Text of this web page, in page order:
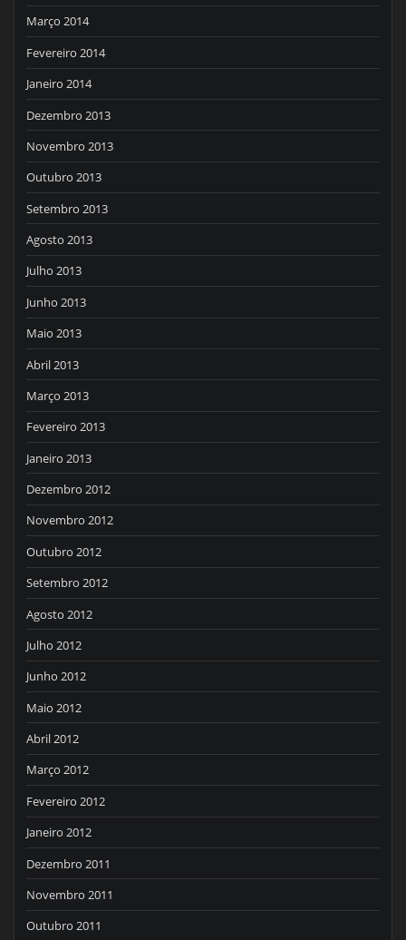
Março 2014
Fevereiro 2014
Janeiro 2014
Dezembro 2013
Novembro 2013
Outubro 2013
Setembro 2013
Agosto 2013
Julho 2013
Junho 2013
Maio 2013
Abril 2013
Março 2013
Fevereiro 2013
Janeiro 2013
Dezembro 2012
Novembro 2012
Outubro 2012
Setembro 2012
Agosto 2012
Julho 2012
Junho 2012
Maio 2012
Abril 2012
Março 2012
Fevereiro 2012
Janeiro 2012
Dezembro 2011
Novembro 2011
Outubro 2011